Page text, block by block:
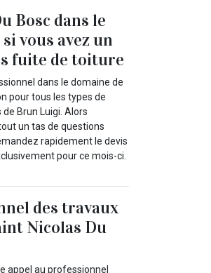
Bosc dans le
vous avez un
fuite de toiture
dans le domaine de
pour tous les types de
Brun Luigi. Alors
un tas de questions
rapidement le devis
pour ce mois-ci.
des travaux
Nicolas Du
appel au professionnel